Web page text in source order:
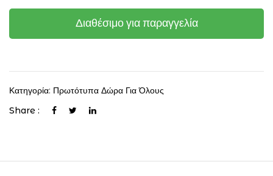
Διαθέσιμο για παραγγελία
Κατηγορία: Πρωτότυπα Δώρα Για Όλους
Share :